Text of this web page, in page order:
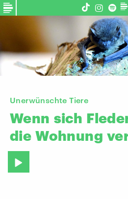
Unerwünschte Tiere
Wenn sich
die Wohnung